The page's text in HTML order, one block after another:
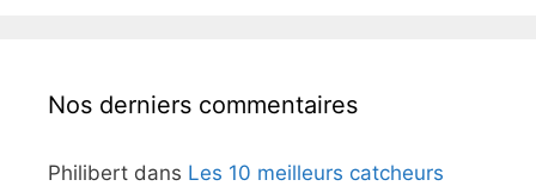
Nos derniers commentaires
Philibert dans Les 10 meilleurs catcheurs